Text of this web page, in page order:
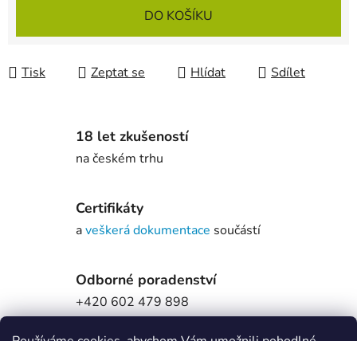
DO KOŠÍKU
Tisk Zeptat se Hlídat Sdílet
18 let zkušeností
na českém trhu
Certifikáty
aveškerá dokumentace součástí
Odborné poradenství
+420 602 479 898